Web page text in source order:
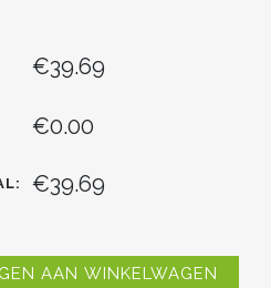
€39.69
€0.00
€39.69
AAN WINKELWAGEN